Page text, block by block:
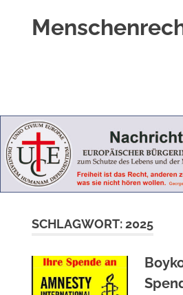
Geborene
wie
für
Ungeborene
SCHLAGWORT:2025